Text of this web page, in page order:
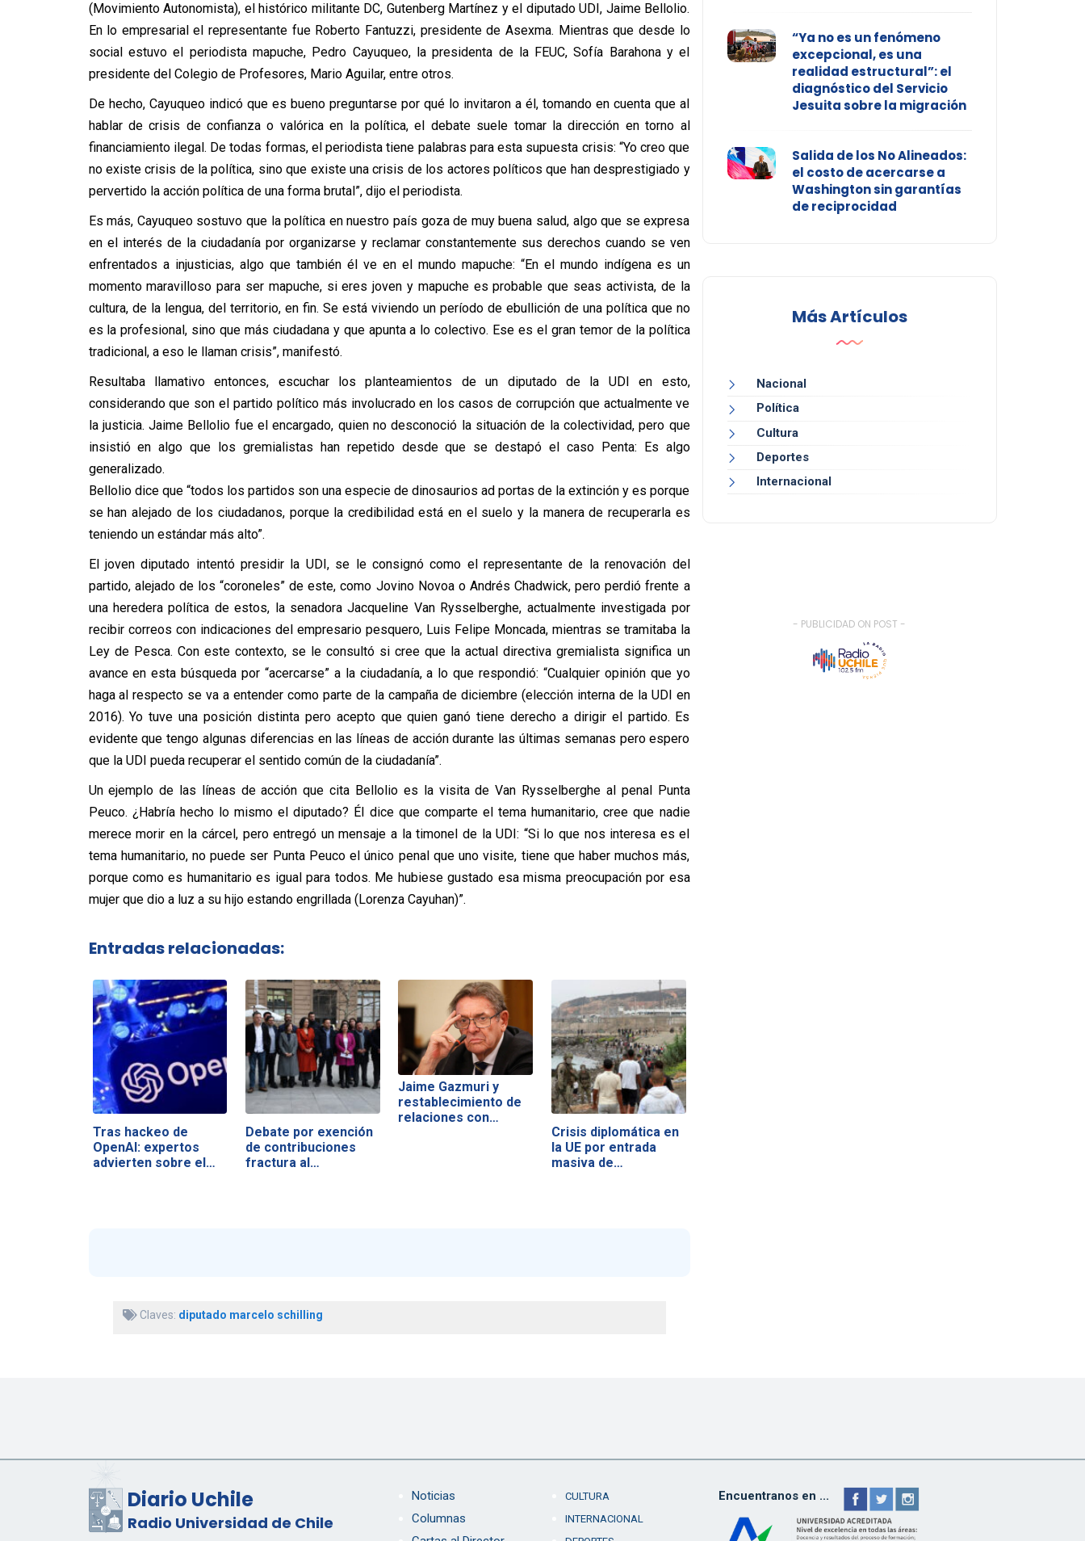
(Movimiento Autonomista), el histórico militante DC, Gutenberg Martínez y el diputado UDI, Jaime Bellolio.
En lo empresarial el representante fue Roberto Fantuzzi, presidente de Asexma. Mientras que desde lo
social estuvo el periodista mapuche, Pedro Cayuqueo, la presidenta de la FEUC, Sofía Barahona y el
presidente del Colegio de Profesores, Mario Aguilar, entre otros.
De hecho, Cayuqueo indicó que es bueno preguntarse por qué lo invitaron a él, tomando en cuenta que al
hablar de crisis de confianza o valórica en la política, el debate suele tomar la dirección en torno al
financiamiento ilegal. De todas formas, el periodista tiene palabras para esta supuesta crisis: “Yo creo que
no existe crisis de la política, sino que existe una crisis de los actores políticos que han desprestigiado y
pervertido la acción política de una forma brutal”, dijo el periodista.
Es más, Cayuqueo sostuvo que la política en nuestro país goza de muy buena salud, algo que se expresa
en el interés de la ciudadanía por organizarse y reclamar constantemente sus derechos cuando se ven
enfrentados a injusticias, algo que también él ve en el mundo mapuche: “En el mundo indígena es un
momento maravilloso para ser mapuche, si eres joven y mapuche es probable que seas activista, de la
cultura, de la lengua, del territorio, en fin. Se está viviendo un período de ebullición de una política que no
es la profesional, sino que más ciudadana y que apunta a lo colectivo. Ese es el gran temor de la política
tradicional, a eso le llaman crisis”, manifestó.
Resultaba llamativo entonces, escuchar los planteamientos de un diputado de la UDI en esto,
considerando que son el partido político más involucrado en los casos de corrupción que actualmente ve
la justicia. Jaime Bellolio fue el encargado, quien no desconoció la situación de la colectividad, pero que
insistió en algo que los gremialistas han repetido desde que se destapó el caso Penta: Es algo
generalizado.
Bellolio dice que “todos los partidos son una especie de dinosaurios ad portas de la extinción y es porque
se han alejado de los ciudadanos, porque la credibilidad está en el suelo y la manera de recuperarla es
teniendo un estándar más alto”.
El joven diputado intentó presidir la UDI, se le consignó como el representante de la renovación del
partido, alejado de los “coroneles” de este, como Jovino Novoa o Andrés Chadwick, pero perdió frente a
una heredera política de estos, la senadora Jacqueline Van Rysselberghe, actualmente investigada por
recibir correos con indicaciones del empresario pesquero, Luis Felipe Moncada, mientras se tramitaba la
Ley de Pesca. Con este contexto, se le consultó si cree que la actual directiva gremialista significa un
avance en esta búsqueda por “acercarse” a la ciudadanía, a lo que respondió: “Cualquier opinión que yo
haga al respecto se va a entender como parte de la campaña de diciembre (elección interna de la UDI en
2016). Yo tuve una posición distinta pero acepto que quien ganó tiene derecho a dirigir el partido. Es
evidente que tengo algunas diferencias en las líneas de acción durante las últimas semanas pero espero
que la UDI pueda recuperar el sentido común de la ciudadanía”.
Un ejemplo de las líneas de acción que cita Bellolio es la visita de Van Rysselberghe al penal Punta
Peuco. ¿Habría hecho lo mismo el diputado? Él dice que comparte el tema humanitario, cree que nadie
merece morir en la cárcel, pero entregó un mensaje a la timonel de la UDI: “Si lo que nos interesa es el
tema humanitario, no puede ser Punta Peuco el único penal que uno visite, tiene que haber muchos más,
porque como es humanitario es igual para todos. Me hubiese gustado esa misma preocupación por esa
mujer que dio a luz a su hijo estando engrillada (Lorenza Cayuhan)”.
Entradas relacionadas:
Tras hackeo de
OpenAI: expertos
advierten sobre el…
Debate por exención
de contribuciones
fractura al…
Jaime Gazmuri y
restablecimiento de
relaciones con…
Crisis diplomática en
la UE por entrada
masiva de…
Claves: diputado marcelo schilling
“Ya no es un fenómeno
excepcional, es una
realidad estructural”: el
diagnóstico del Servicio
Jesuita sobre la migración
Salida de los No Alineados:
el costo de acercarse a
Washington sin garantías
de reciprocidad
Más Artículos
Nacional
Política
Cultura
Deportes
Internacional
- PUBLICIDAD ON POST -
Diario Uchile
Radio Universidad de Chile
Noticias
Columnas
CULTURA
INTERNACIONAL
Encuentranos en ...